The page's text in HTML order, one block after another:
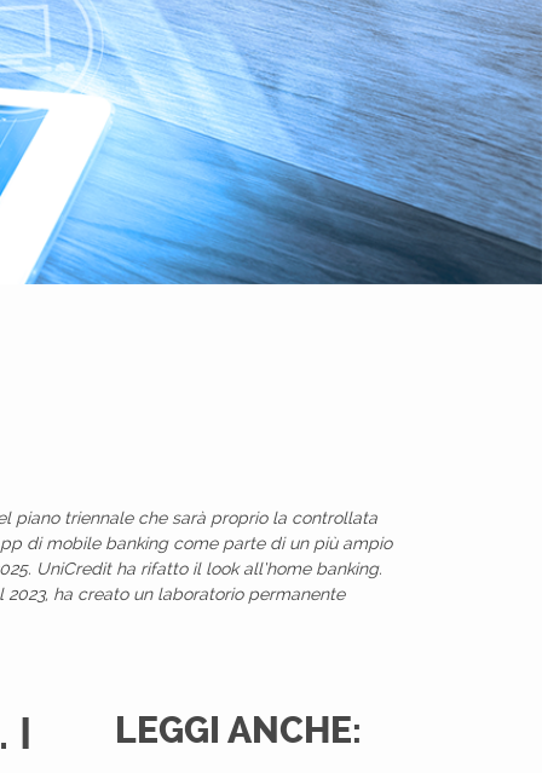
piano triennale che sarà proprio la controllata
di mobile banking come parte di un più ampio
UniCredit ha rifatto il look all’home banking.
ha creato un laboratorio permanente
I LEGGI ANCHE: